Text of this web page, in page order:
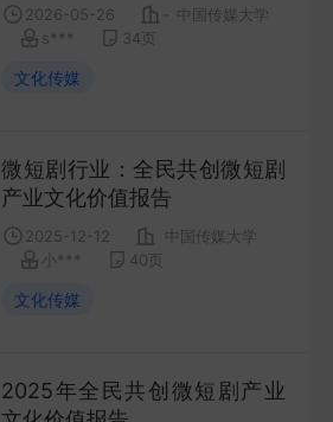
2026-05-26
中国传媒大学
s***
34 页
文化传媒
微短剧行业：全民共创微短剧
产业文化价值报告
2025-12-12
中国传媒大学
小***
40 页
文化传媒
2025年全民共创微短剧产业